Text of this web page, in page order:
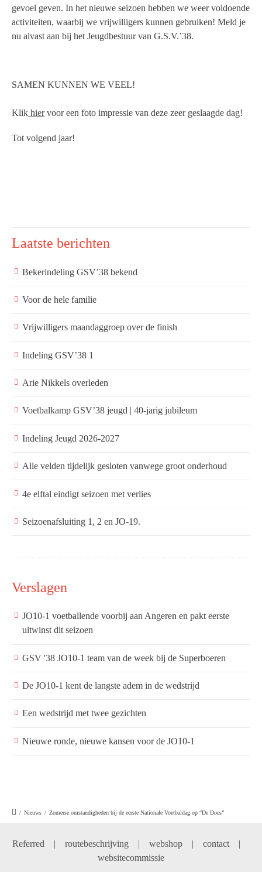
gevoel geven. In het nieuwe seizoen hebben we weer voldoende
activiteiten, waarbij we vrijwilligers kunnen gebruiken! Meld je
nu alvast aan bij het Jeugdbestuur van G.S.V.’38.
SAMEN KUNNEN WE VEEL!
Klik hiervoor een foto impressie van deze zeer geslaagde dag!
Tot volgend jaar!
Laatste berichten
Bekerindeling GSV’38 bekend
Voor de hele familie
Vrijwilligers maandaggroep over de finish
Indeling GSV’38 1
Arie Nikkels overleden
Voetbalkamp GSV’38 jeugd | 40-jarig jubileum
Indeling Jeugd 2026-2027
Alle velden tijdelijk gesloten vanwege groot onderhoud
4e elftal eindigt seizoen met verlies
Seizoenafsluiting 1, 2 en JO-19.
Verslagen
JO10-1 voetballende voorbij aan Angeren en pakt eerste
uitwinst dit seizoen
GSV '38 JO10-1 team van de week bij de Superboeren
De JO10-1 kent de langste adem in de wedstrijd
Een wedstrijd met twee gezichten
Nieuwe ronde, nieuwe kansen voor de JO10-1
/ Nieuws / Zomerse omstandigheden bij de eerste Nationale Voetbaldag op “De Does”
Referred | routebeschrijving | webshop | contact |
websitecommissie